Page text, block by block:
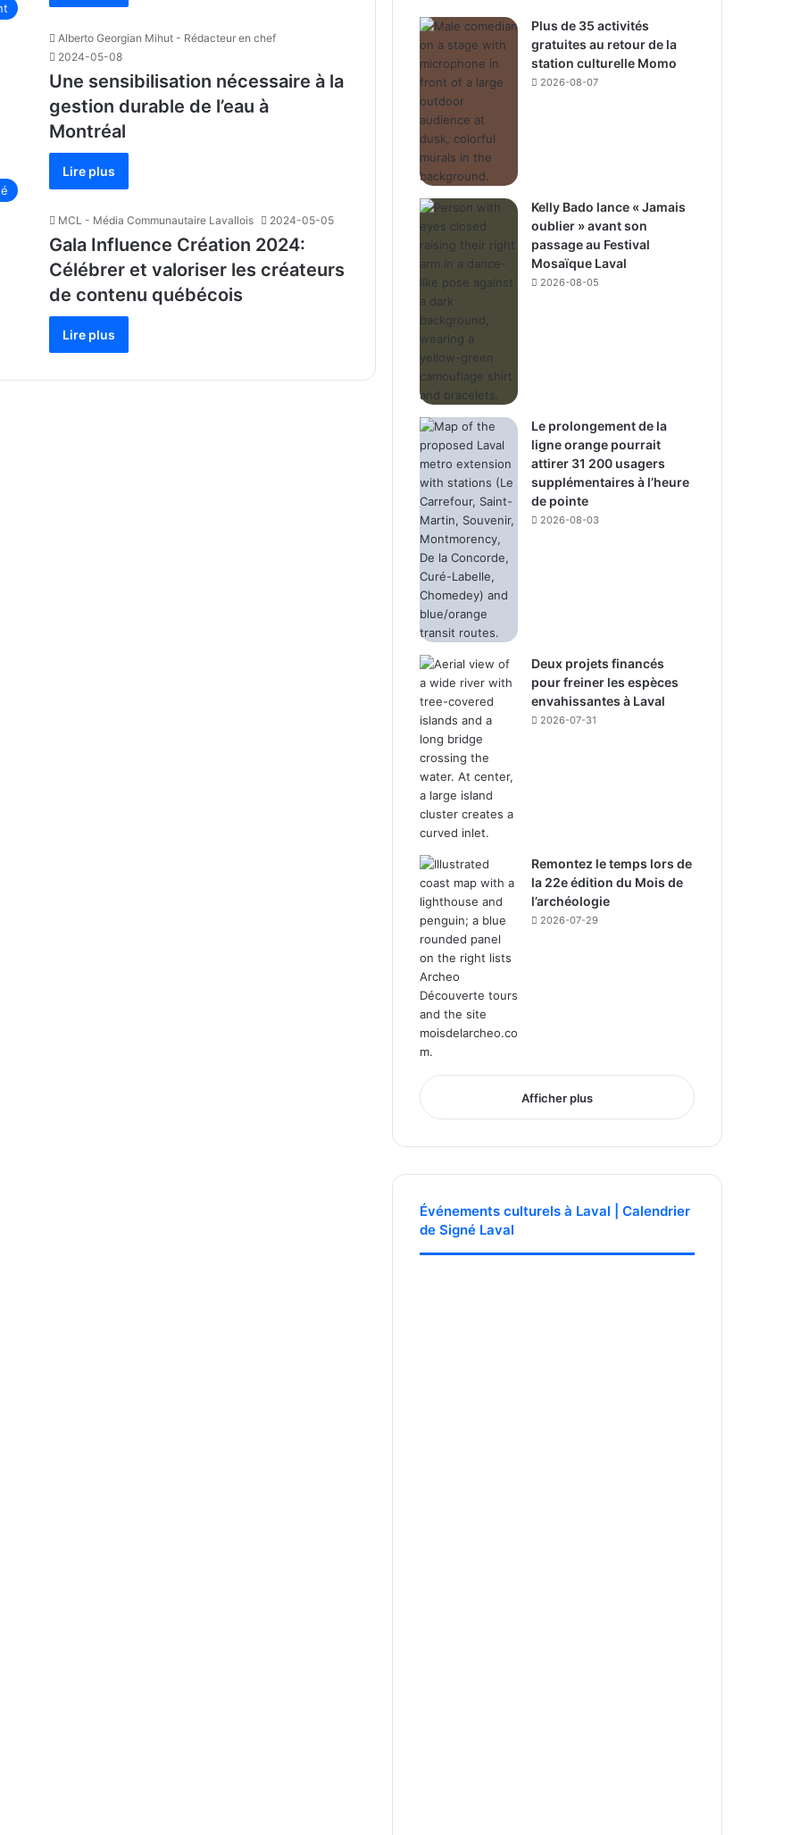
Alberto Georgian Mihut - Rédacteur en chef
2024-05-08
Une sensibilisation nécessaire à la
gestion durable de l’eau à
Montréal
Lire plus
MCL - Média Communautaire Lavallois 2024-05-05
Gala Influence Création 2024:
Célébrer et valoriser les créateurs
de contenu québécois
Lire plus
Plus de 35 activités
gratuites au retour de la
station culturelle Momo
2026-08-07
Kelly Bado lance « Jamais
oublier » avant son
passage au Festival
Mosaïque Laval
2026-08-05
Le prolongement de la
ligne orange pourrait
attirer 31 200 usagers
supplémentaires à l’heure
de pointe
2026-08-03
Deux projets financés
pour freiner les espèces
envahissantes à Laval
2026-07-31
Remontez le temps lors de
la 22e édition du Mois de
l’archéologie
2026-07-29
Afficher plus
Événements culturels à Laval | Calendrier
de Signé Laval